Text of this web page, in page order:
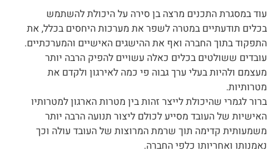
עוד במסגרת התכנים מרצה בן סירה על היכולת להשתמש
בכלים תודעתיים במטרה לשפר את מערכות היחסים בכלל, את
התפקוד בתוך החברה ואף את ההישגים האישיים והמערכתיים.
עובדים ששולטים בכלים כאלה עשויים להפיק הרבה יותר
מעצמם ולהיות בעלי ערך גבוה פי כמה לאירגון ולקדם את
מטרותיות.
ברור לגמרי שהיכולת לייצר זהות בין מטרות הארגון למטרותיו
האישיות של העובד מסייע לכולם ליצור תנועה הרבה יותר
משמעותית קדימה תוך שרמת המרוצות של העובד עולה וכך
נאמנותו ואחריותו כלפי החברה.